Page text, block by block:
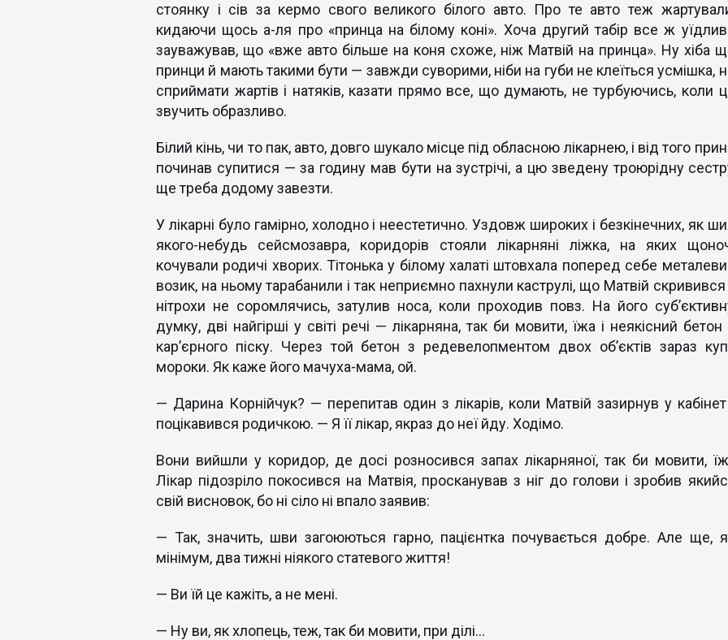
стоянку і сів за кермо свого великого білого авто. Про те авто теж
кидаючи щось а-ля про «принца на білому коні». Хоча другий табір все ж
зауважував, що «вже авто більше на коня схоже, ніж Матвій на принца». Ну хіба
принци й мають такими бути — завжди суворими, ніби на губи не клеїться усмішка,
сприймати жартів і натяків, казати прямо все, що думають, не турбуючись, коли
звучить образливо.
Білий кінь, чи то пак, авто, довго шукало місце під обласною лікарнею, і від того
починав супитися — за годину мав бути на зустрічі, а цю зведену троюрідну
ще треба додому завезти.
У лікарні було гамірно, холодно і неестетично. Уздовж широких і безкінечних, як
якого-небудь сейсмозавра, коридорів стояли лікарняні ліжка, на яких
кочували родичі хворих. Тітонька у білому халаті штовхала поперед себе
возик, на ньому тарабанили і так неприємно пахнули каструлі, що Матвій скривився
нітрохи не соромлячись, затулив носа, коли проходив повз. На його
думку, дві найгірші у світі речі — лікарняна, так би мовити, їжа і неякісний бетон
кар’єрного піску. Через той бетон з редевелопментом двох об’єктів зараз
мороки. Як каже його мачуха-мама, ой.
— Дарина Корнійчук? — перепитав один з лікарів, коли Матвій зазирнув у кабінет
поцікавився родичкою. — Я її лікар, якраз до неї йду. Ходімо.
Вони вийшли у коридор, де досі розносився запах лікарняної, так би мовити,
Лікар підозріло покосився на Матвія, просканував з ніг до голови і зробив
свій висновок, бо ні сіло ні впало заявив:
— Так, значить, шви загоюються гарно, пацієнтка почувається добре. Але ще,
мінімум, два тижні ніякого статевого життя!
— Ви їй це кажіть, а не мені.
— Ну ви, як хлопець, теж, так би мовити, при ділі…